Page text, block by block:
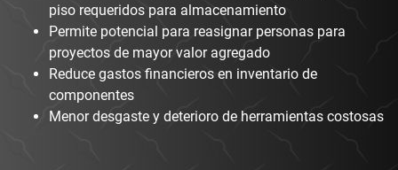
piso requeridos para almacenamiento
Permite potencial para reasignar personas para
proyectos de mayor valor agregado
Reduce gastos financieros en inventario de
componentes
Menor desgaste y deterioro de herramientas costosas